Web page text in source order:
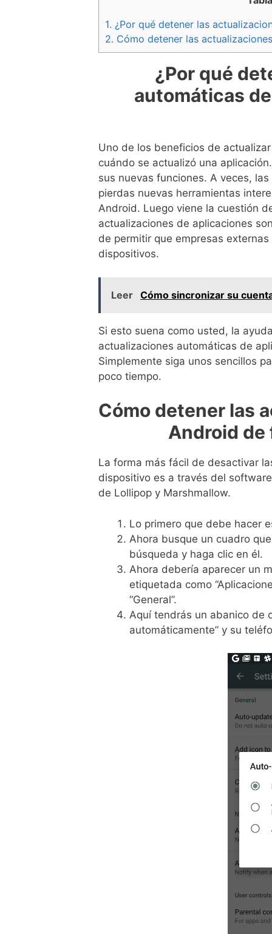
1. ¿Por qué detener las
2. Cómo detener las
¿Por qué
automáticas
Uno de los beneficios de
cuándo se actualizó una
sus nuevas funciones. A veces,
pierdas nuevas herramientas
Android. Luego viene la cuestión
actualizaciones de aplicaciones
de permitir que empresas
dispositivos.
Leer Cómo sincronizar su
Si esto suena como usted, la
actualizaciones automáticas de
Simplemente siga unos sencillos
poco tiempo.
Cómo detener las
Android de
La forma más fácil de desactivar
dispositivo es a través del
de Lollipop y Marshmallow.
Lo primero que debe hacer
Ahora busque un cuadro
búsqueda y haga clic en él.
Ahora debería aparecer un
etiquetada como
“General”.
Aquí tendrás un abanico de
automáticamente” y su